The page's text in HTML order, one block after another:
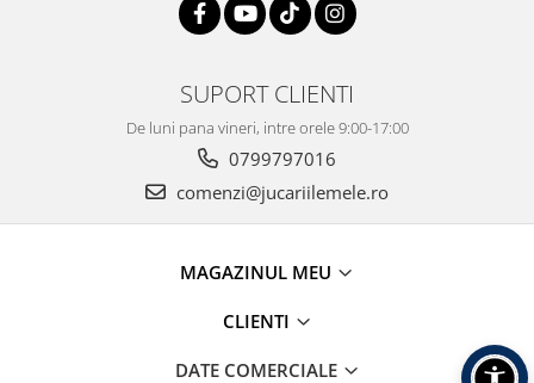
SUPORT CLIENTI
De luni pana vineri, intre orele 9:00-17:00
0799797016
comenzi@jucariilemele.ro
MAGAZINUL MEU
CLIENTI
DATE COMERCIALE